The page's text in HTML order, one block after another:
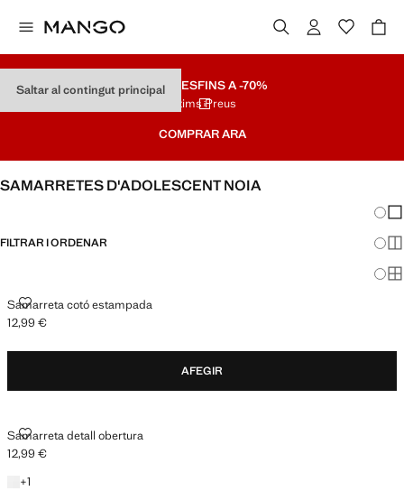
Saltar al contingut principalREBAIXESFINS A -70%
Últims Preus
COMPRAR ARA
SAMARRETES D'ADOLESCENT NOIA
FILTRAR I ORDENAR
Samarreta cotó estampada
SAMARRETA COTÓ ESTAMPADA
Preu actual [12,99 € ]
12,99 €
AFEGIR
Samarreta detall obertura
SAMARRETA DETALL OBERTURA
Preu actual [12,99 € ]
12,99 €
+1
+1 color